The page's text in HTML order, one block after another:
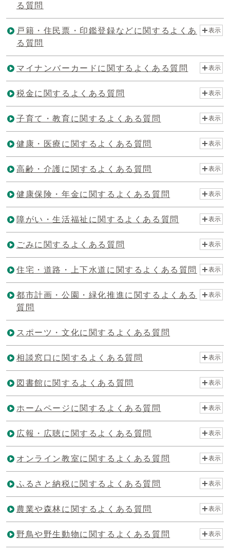
る質問
戸籍・住民票・印鑑登録などに関するよくあ
る質問
表示
マイナンバーカードに関するよくある質問 表示
税金に関するよくある質問 表示
子育て・教育に関するよくある質問 表示
健康・医療に関するよくある質問 表示
高齢・介護に関するよくある質問 表示
健康保険・年金に関するよくある質問 表示
障がい・生活福祉に関するよくある質問 表示
ごみに関するよくある質問 表示
住宅・道路・上下水道に関するよくある質問 表示
都市計画・公園・緑化推進に関するよくある
質問
表示
スポーツ・文化に関するよくある質問
相談窓口に関するよくある質問 表示
図書館に関するよくある質問 表示
ホームページに関するよくある質問 表示
広報・広聴に関するよくある質問 表示
オンライン教室に関するよくある質問 表示
ふるさと納税に関するよくある質問 表示
農業や森林に関するよくある質問 表示
野鳥や野生動物に関するよくある質問 表示